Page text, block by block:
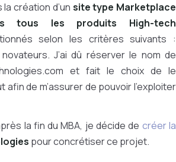
création d’un site type Marketplace
tous les produits High-tech
selon les critères suivants :
J’ai dû réserver le nom de
et fait le choix de le
de m’assurer de pouvoir l’exploiter
la fin du MBA, je décide de créer la
pour concrétiser ce projet.